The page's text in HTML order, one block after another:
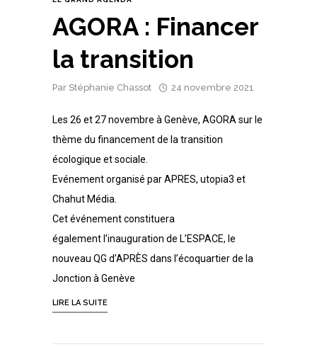
AGORA : Financer
la transition
Par Stéphanie Chassot 24 novembre 2021
Les 26 et 27 novembre à Genève, AGORA sur le
thème du financement de la transition
écologique et sociale.
Evénement organisé par APRES, utopia3 et
Chahut Média.
Cet événement constituera
également l’inauguration de L’ESPACE, le
nouveau QG d’APRÈS dans l’écoquartier de la
Jonction à Genève
LIRE LA SUITE